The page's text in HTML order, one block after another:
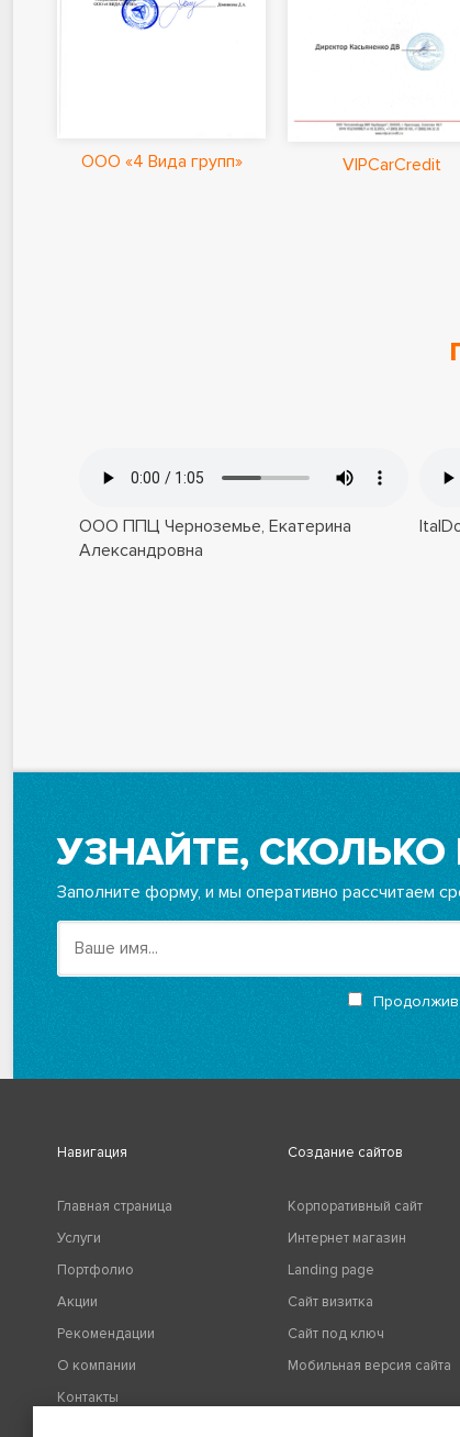
ООО «4 Вида групп» VIPCarCredit
ООО ППЦ Черноземье, Екатерина
Александровна
УЗНАЙТЕ,
Заполните форму, и мы оперативно рассчитаем
Навигация
Главная страница
Услуги
Портфолио
Акции
Рекомендации
О компании
Контакты
Создание сайтов
Корпоративный сайт
Интернет магазин
Landing page
Сайт визитка
Сайт под ключ
Мобильная версия сайта